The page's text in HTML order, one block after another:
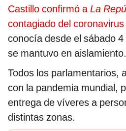
Castillo confirmó a La
contagiado del coronavirus
conocía desde el sábado
se mantuvo en aislamiento.
Todos los parlamentarios,
con la pandemia mundial,
entrega de víveres a
distintas zonas.